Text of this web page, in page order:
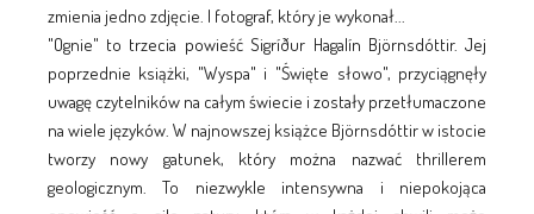
zmienia jedno zdjęcie. I fotograf, który je wykonał...
"Ognie" to trzecia powieść Sigríður Hagalín Björnsdóttir. Jej
poprzednie książki, "Wyspa" i "Święte słowo", przyciągnęły
uwagę czytelników na całym świecie i zostały przetłumaczone
na wiele języków. W najnowszej książce Björnsdóttir w istocie
tworzy nowy gatunek, który można nazwać thrillerem
geologicznym. To niezwykle intensywna i niepokojąca